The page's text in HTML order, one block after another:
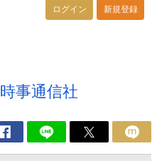
ログイン 新規登録
時事通信社